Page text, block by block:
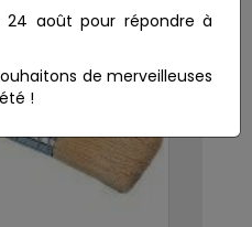
24 août pour répondre à
de merveilleuses
!